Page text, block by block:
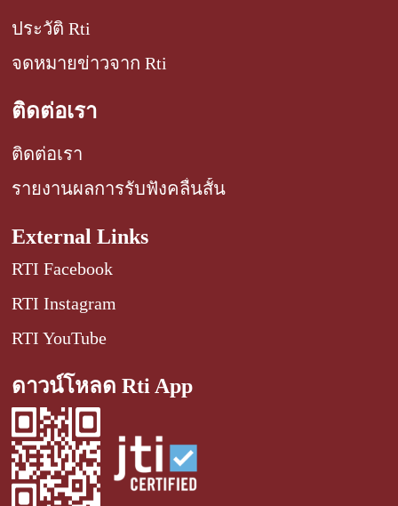
ประวัติ Rti
จดหมายข่าวจาก Rti
ติดต่อเรา
ติดต่อเรา
รายงานผลการรับฟังคลื่นสั้น
External Links
RTI Facebook
RTI Instagram
RTI YouTube
ดาวน์โหลด Rti App